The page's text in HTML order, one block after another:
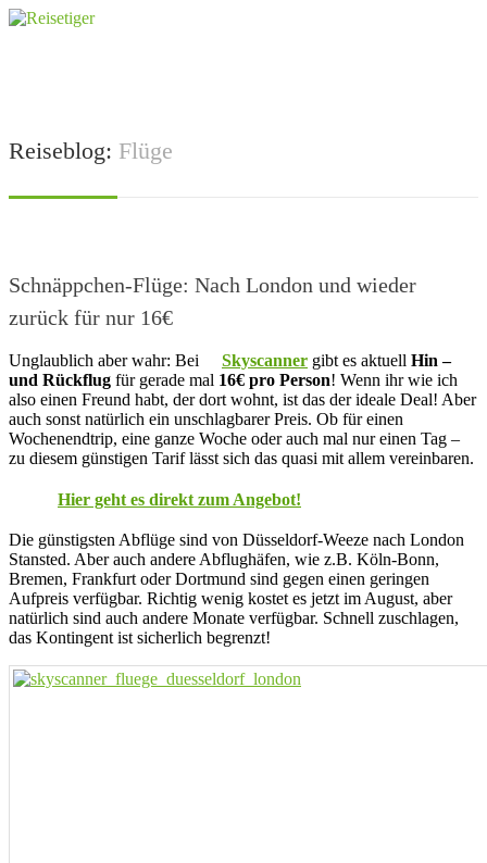
Reiseblog: Flüge
Schnäppchen-Flüge: Nach London und wieder
zurück für nur 16€
Unglaublich aber wahr: Bei Skyscanner gibt es aktuell Hin –
und Rückflug für gerade mal 16€ pro Person! Wenn ihr wie ich
also einen Freund habt, der dort wohnt, ist das der ideale Deal! Aber
auch sonst natürlich ein unschlagbarer Preis. Ob für einen
Wochenendtrip, eine ganze Woche oder auch mal nur einen Tag –
zu diesem günstigen Tarif lässt sich das quasi mit allem vereinbaren.
Hier geht es direkt zum Angebot!
Die günstigsten Abflüge sind von Düsseldorf-Weeze nach London
Stansted. Aber auch andere Abflughäfen, wie z.B. Köln-Bonn,
Bremen, Frankfurt oder Dortmund sind gegen einen geringen
Aufpreis verfügbar. Richtig wenig kostet es jetzt im August, aber
natürlich sind auch andere Monate verfügbar. Schnell zuschlagen,
das Kontingent ist sicherlich begrenzt!